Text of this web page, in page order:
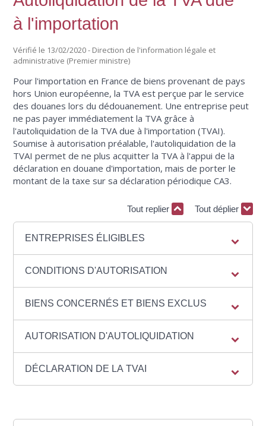
à l'importation
Vérifié le 13/02/2020 - Direction de l'information légale et
administrative (Premier ministre)
Pour l'importation en France de biens provenant de pays
hors Union européenne, la TVA est perçue par le service
des douanes lors du dédouanement. Une entreprise peut
ne pas payer immédiatement la TVA grâce à
l'autoliquidation de la TVA due à l'importation (TVAI).
Soumise à autorisation préalable, l'autoliquidation de la
TVAI permet de ne plus acquitter la TVA à l'appui de la
déclaration en douane d'importation, mais de porter le
montant de la taxe sur sa déclaration périodique CA3.
Tout replier Tout déplier
ENTREPRISES ÉLIGIBLES
CONDITIONS D'AUTORISATION
BIENS CONCERNÉS ET BIENS EXCLUS
AUTORISATION D'AUTOLIQUIDATION
DÉCLARATION DE LA TVAI